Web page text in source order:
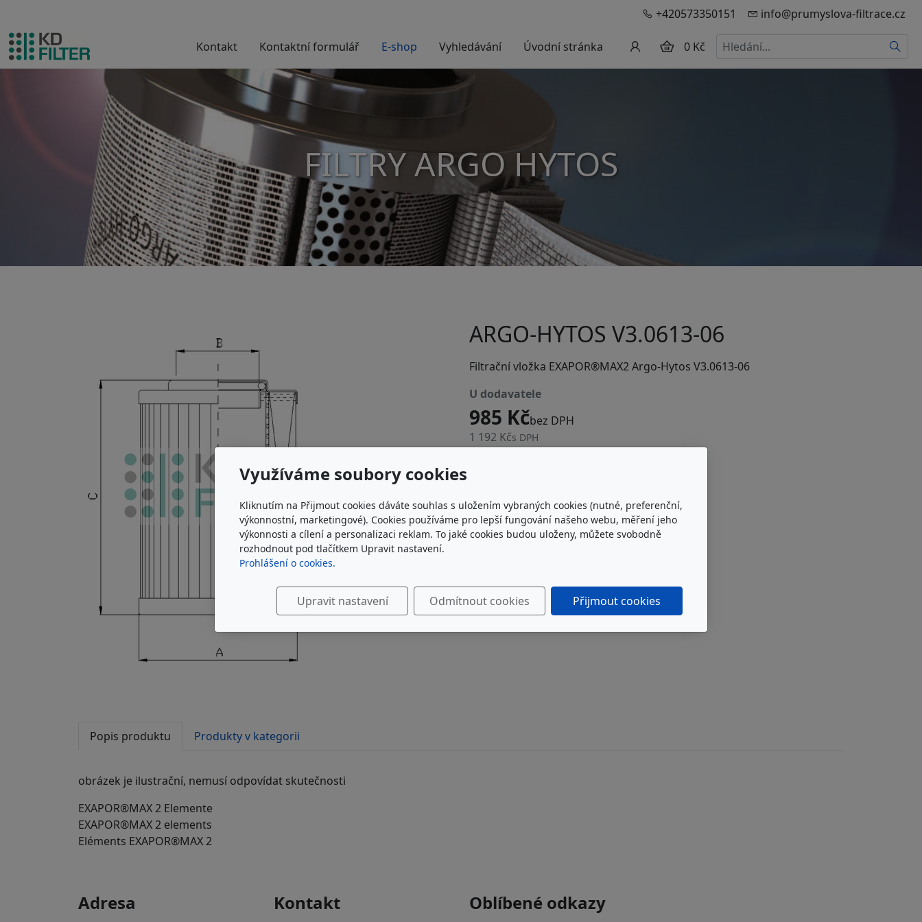
+420573350151 info@prumyslova-filtrace.cz
Kontakt Kontaktní formulář E-shop Vyhledávání Úvodní stránka 0 Kč Hledat
FILTRY ARGO HYTOS
ARGO-HYTOS V3.0613-06
Filtrační vložka EXAPOR®MAX2 Argo-Hytos V3.0613-06
u dodavatele
985 Kčbez DPH
1 192 Kčs DPH
Popis produktu Produkty v kategorii
obrázek je ilustrační, nemusí odpovídat skutečnosti
EXAPOR®MAX 2 Elemente
EXAPOR®MAX 2 elements
Eléments EXAPOR®MAX 2
Adresa Kontakt Oblíbené odkazy
Využíváme soubory cookies
Kliknutím na Přijmout cookies dáváte souhlas s uložením vybraných cookies (nutné, preferenční,
výkonnostní, marketingové). Cookies používáme pro lepší fungování našeho webu, měření jeho
výkonnosti a cílení a personalizaci reklam. To jaké cookies budou uloženy, můžete svobodně
rozhodnout pod tlačítkem Upravit nastavení.
Prohlášení o cookies.
Upravit nastavení Odmítnout cookies Přijmout cookies